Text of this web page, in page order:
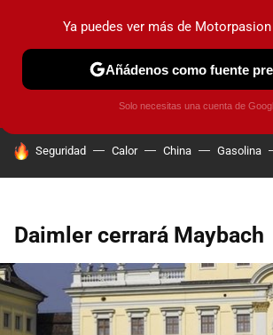
PRUEBAS COCHES ELÉCTRICOS
HOY SE HABLA DE
Seguridad Calor China Gasolina
Daimler cerrará Maybach
Ya puedes ver más de
Añádenos como fuente
Solo necesitas una cuenta de